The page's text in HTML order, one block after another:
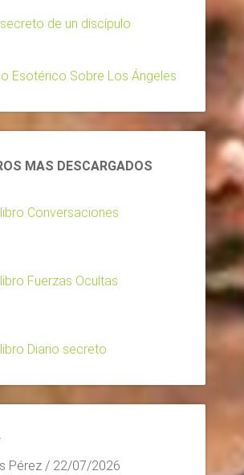
de un discípulo
Esotérico Sobre Los Ángeles
MAS DESCARGADOS
Conversaciones
Fuerzas Ocultas
Diario secreto
Pérez / 22/07/2026